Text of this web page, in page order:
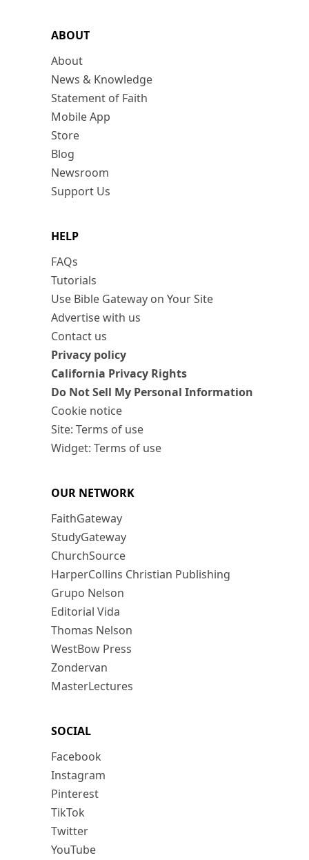
ABOUT
About
News & Knowledge
Statement of Faith
Mobile App
Store
Blog
Newsroom
Support Us
HELP
FAQs
Tutorials
Use Bible Gateway on Your Site
Advertise with us
Contact us
Privacy policy
California Privacy Rights
Do Not Sell My Personal Information
Cookie notice
Site: Terms of use
Widget: Terms of use
OUR NETWORK
FaithGateway
StudyGateway
ChurchSource
HarperCollins Christian Publishing
Grupo Nelson
Editorial Vida
Thomas Nelson
WestBow Press
Zondervan
MasterLectures
SOCIAL
Facebook
Instagram
Pinterest
TikTok
Twitter
YouTube